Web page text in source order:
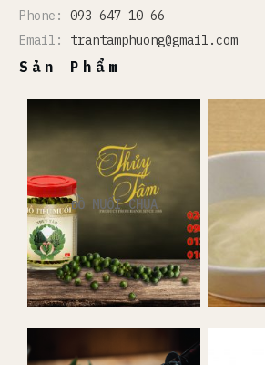
Phone: 093 647 10 66
Email: trantamphuong@gmail.com
Sản Phẩm
ĐỒ MUỐI CHUA